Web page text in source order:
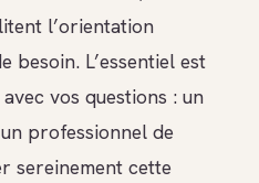
l’orientation
besoin. L’essentiel est
vos questions : un
professionnel de
sereinement cette